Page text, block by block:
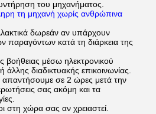
του μηχανήματος.
τη μηχανή χωρίς ανθρώπινα
δωρεάν αν υπάρχουν
παραγόντων κατά τη διάρκεια της
μέσω ηλεκτρονικού
διαδικτυακής επικοινωνίας.
σε 2 ώρες μετά την
σας ακόμη και τα
στη χώρα σας αν χρειαστεί.